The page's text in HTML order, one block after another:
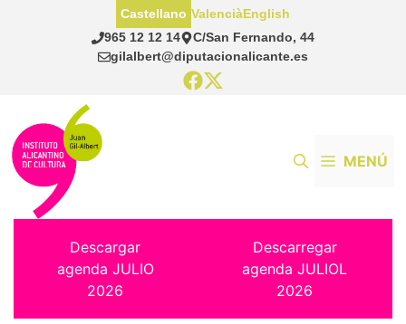
965 12 12 14
C/San Fernando, 44
gilalbert@diputacionalicante.es
Castellano ValenciàEnglish
MENÚ
Descargar
agenda JULIO
2026
Descarregar
agenda JULIOL
2026